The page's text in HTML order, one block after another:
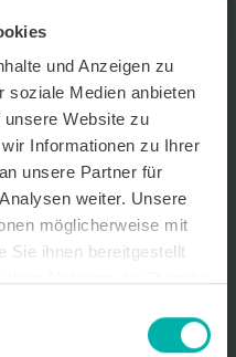
und Anzeigen zu
soziale Medien anbieten
Website zu
Informationen zu Ihrer
unsere Partner für
weiter. Unsere
möglicherweise mit
Sie ihnen bereitgestellt
Der Newsletter enthält
Ich kann meine
die Zukunft durch den in jedem
Adresse wird ausschließlich
Detaillierte Informationen
der von uns eingesetzten
Sie in unserer